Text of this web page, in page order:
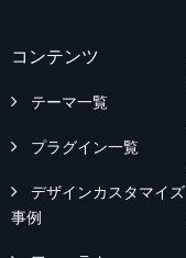
コンテンツ
テーマ一覧
プラグイン一覧
デザインカスタマイズ
事例